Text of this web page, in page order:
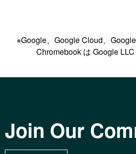
※Google、Google Cloud、
Chromebook は Google LLC
Join Our